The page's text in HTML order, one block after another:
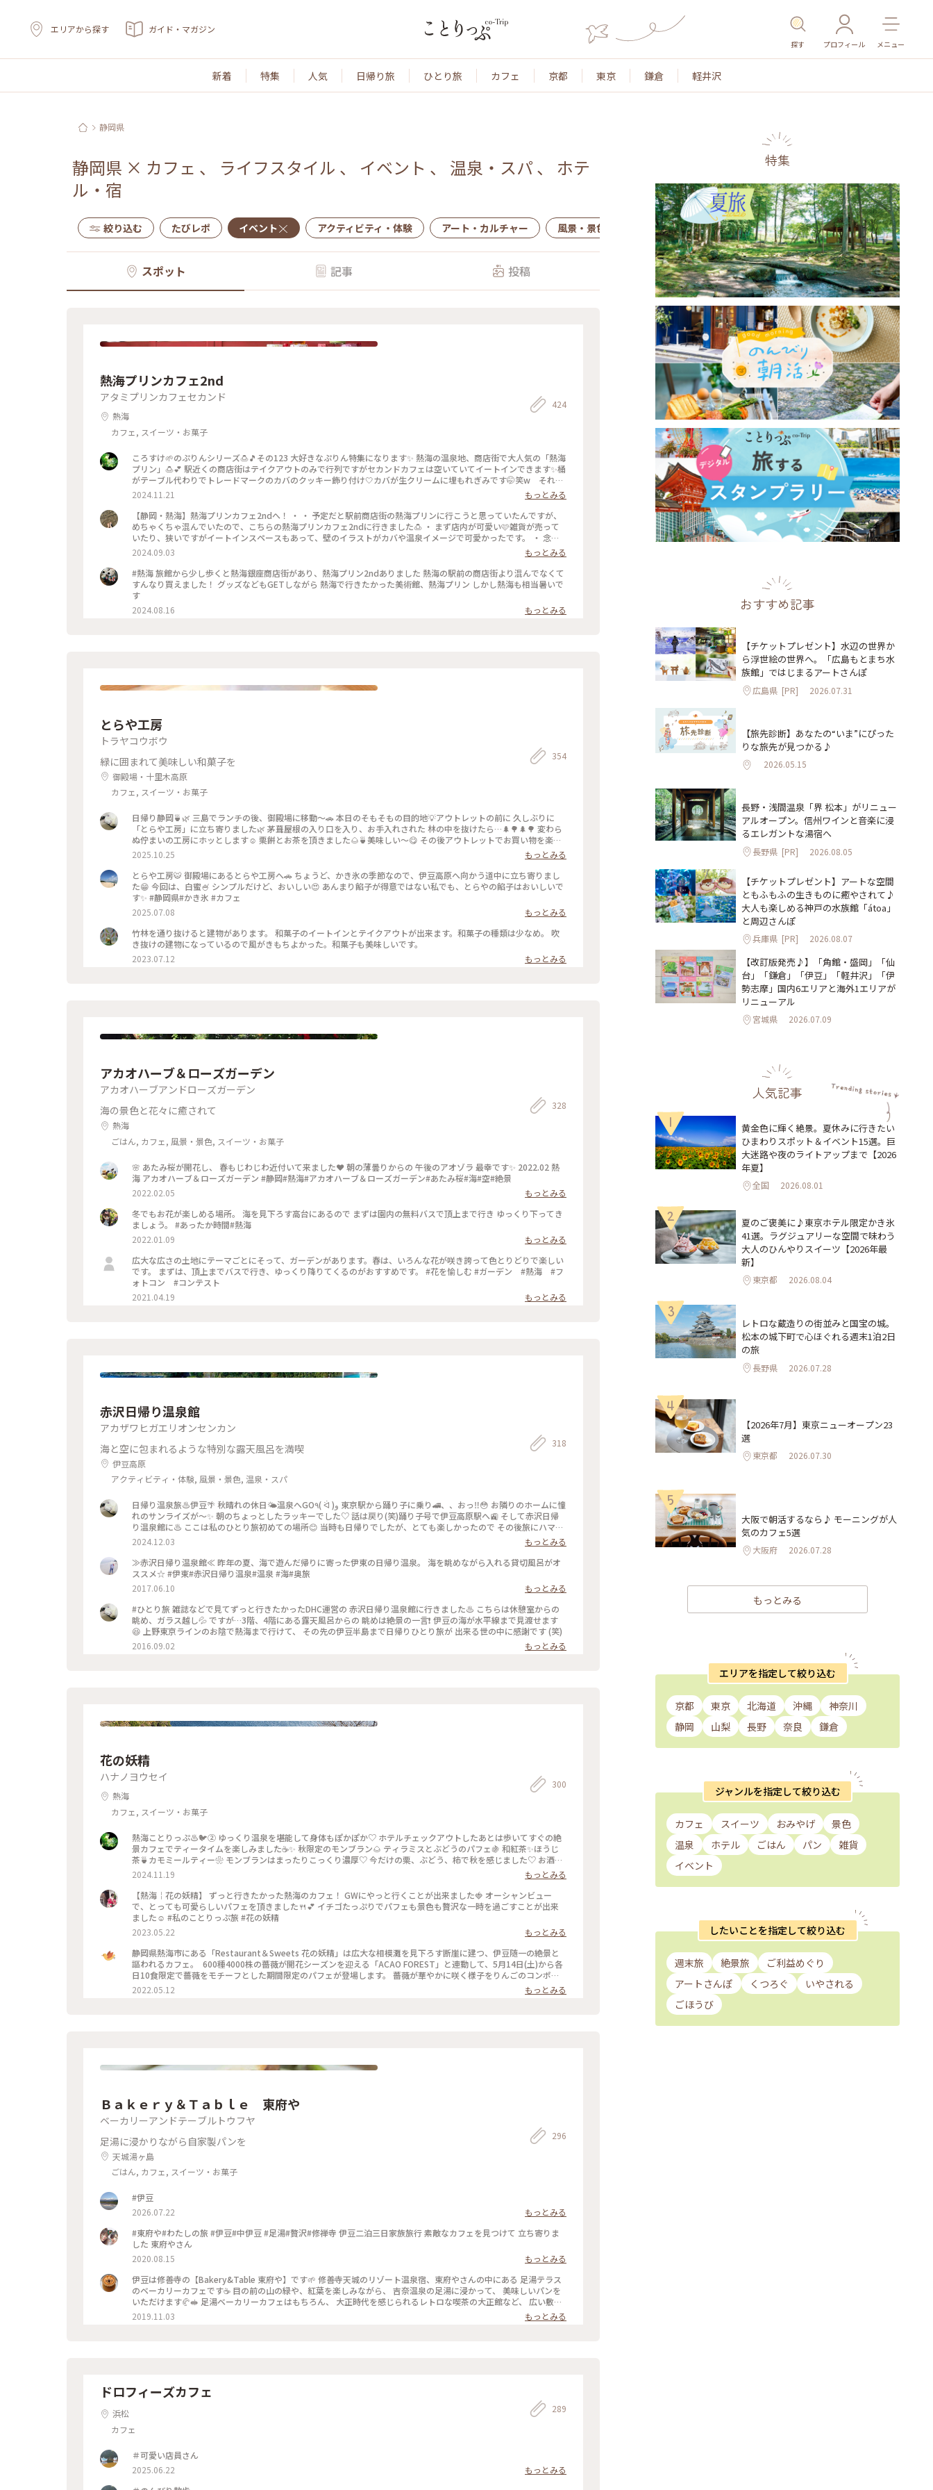
エリアから探す ガイド・マガジン
探す プロフィール メニュー
新着 特集 人気 日帰り旅 ひとり旅 カフェ 京都 東京 鎌倉 軽井沢
静岡県
静岡県 × カフェ 、 ライフスタイル 、 イベント 、 温泉・スパ 、 ホテ
ル・宿
絞り込む たびレポ イベント アクティビティ・体験 アート・カルチャー 風景・景色 名所・旧跡 温泉・スパ その他施設 ごはん
スポット 記事 投稿
熱海プリンカフェ2nd
アタミプリンカフェセカンド
熱海
カフェ, スイーツ・お菓子
424
ころすけ🌱のぷりんシリーズ🍮🎵その123 大好きなぷりん特集になります✨ 熱海の温泉地、商店街で大人気の「熱海
プリン」🍮💕 駅近くの商店街はテイクアウトのみで行列ですがセカンドカフェは空いていてイートインできます✨桶
がテーブル代わりでトレードマークのカバのクッキー飾り付け🤍カバが生クリームに埋もれぎみです🤭笑w それに
してもどうしてカバなのでしょう😂 #熱海プリン #めちゃ人気 #まだバズり中 #カバ #温泉地 #セカンド空いてておす
すめ #旅先のぷりん最高すぎる #プリン #熱海 #熱海ことりっぷ #ぷりんシリーズ
2024.11.21
もっとみる
【静岡・熱海】熱海プリンカフェ2ndへ！ ・ ・ 予定だと駅前商店街の熱海プリンに行こうと思っていたんですが、
めちゃくちゃ混んでいたので、こちらの熱海プリンカフェ2ndに行きました🍮 ・ まず店内が可愛い🩷雑貨が売って
いたり、狭いですがイートインスペースもあって、壁のイラストがカバや温泉イメージで可愛かったです。 ・ 念願
の熱海プリンはテイクアウトで注文して、店内ではプリンソフトをいただきました。 ソフトクリーム部分に乗ってる
キャラメルかな？食感があってよかったです。下の部分がプリンになっていて、甘くてとっても美味しかったです😋
・ ・ #熱海プリン #熱海プリンカフェ #熱海周辺 #熱海銀座 #熱海カフェ #静岡カフェ #熱海観光スポット
2024.09.03
もっとみる
#熱海 旅館から少し歩くと熱海銀座商店街があり、熱海プリン2ndありました 熱海の駅前の商店街より混んでなくて
すんなり買えました！ グッズなどもGETしながら 熱海で行きたかった美術館、熱海プリン しかし熱海も相当暑いで
す
2024.08.16
もっとみる
とらや工房
トラヤコウボウ
緑に囲まれて美味しい和菓子を
御殿場・十里木高原
カフェ, スイーツ・お菓子
354
日帰り静岡🍵🌿 三島でランチの後、御殿場に移動〜🚗 本日のそもそもの目的地💡アウトレットの前に 久しぶりに
「とらや工房」に立ち寄りました🌿 茅葺屋根の入り口を入り、お手入れされた 林の中を抜けたら…🌲🌳🌲🌳 変わら
ぬ佇まいの工房にホッとします☺️ 栗餅とお茶を頂きました🌰🍵美味しい〜😋 その後アウトレットでお買い物を楽し
み😊 途中、休憩ではサングラムでお茶タイム🥤 夜ごはんは混む前の早めの時間に 沼津魚がし寿司さんで地のものメ
インの 美味しいお寿司🍣🍣頂きました(๑>◡<๑) 美味しい静岡、満喫の大満足日帰り旅です✨✨ #ことりっぷと一緒 #
ことりっぷ静岡 #秋の装い #とらや工房#栗餅 #御殿場プレミアムアウトレット #サングラム #静岡茶 #沼津魚がし寿
司 #回転寿司
2025.10.25
もっとみる
とらや工房🐯 御殿場にあるとらや工房へ🚗 ちょうど、かき氷の季節なので、伊豆高原へ向かう道中に立ち寄りまし
た😁 今回は、白蜜🍧 シンプルだけど、おいしい😍 あんまり餡子が得意ではない私でも、とらやの餡子はおいしいで
す✨ #静岡県#かき氷 #カフェ
2025.07.08
もっとみる
竹林を通り抜けると建物があります。 和菓子のイートインとテイクアウトが出来ます。和菓子の種類は少なめ。 吹
き抜けの建物になっているので風がきもちよかった。和菓子も美味しいです。
2023.07.12
もっとみる
アカオハーブ＆ローズガーデン
アカオハーブアンドローズガーデン
海の景色と花々に癒されて
熱海
ごはん, カフェ, 風景・景色, スイーツ・お菓子
328
🌸 あたみ桜が開花し、 春もじわじわ近付いて来ました❤ 朝の薄曇りからの 午後のアオゾラ 最幸です✨ 2022.02 熱
海 アカオハーブ＆ローズガーデン #静岡#熱海#アカオハーブ＆ローズガーデン#あたみ桜#海#空#絶景
2022.02.05
もっとみる
冬でもお花が楽しめる場所。 海を見下ろす高台にあるので まずは園内の無料バスで頂上まで行き ゆっくり下ってき
ましょう。 #あったか時間#熱海
2022.01.09
もっとみる
広大な広さの土地にテーマごとにそって、ガーデンがあります。春は、いろんな花が咲き誇って色とりどりで楽しい
です。 まずは、頂上までバスで行き、ゆっくり降りてくるのがおすすめです。 #花を愉しむ #ガーデン #熱海 #フ
ォトコン #コンテスト
2021.04.19
もっとみる
赤沢日帰り温泉館
アカザワヒガエリオンセンカン
海と空に包まれるような特別な露天風呂を満喫
伊豆高原
アクティビティ・体験, 風景・景色, 温泉・スパ
318
日帰り温泉旅♨️伊豆🌴 秋晴れの休日🌤️温泉へGO٩( ᐛ )و 東京駅から踊り子に乗り🚄、、おっ‼️😳 お隣りのホームに憧
れのサンライズが〜✨ 朝のちょっとしたラッキーでした♡ 話は戻り(笑)踊り子号で伊豆高原駅へ🚉 そして赤沢日帰
り温泉館に♨️ ここは私のひとり旅初めての場所😊 当時も日帰りでしたが、とても楽しかったので その後旅にハマっ
てしまいました😂 絶景のインフィニティ露天でキラキラの海を 眺めながら思い出に浸っていました😌♨️ お風呂はも
ちろん📷✖️なので、写真はロビー からの相模湾です🌊🛥️ ここの温泉はお湯👍眺め👍清潔感👍駅から 送迎バスあり🚌
でなかなか良いですょ💯 #秋の彩り #ベストトリップ2024 #赤沢日帰り温泉館#DHC#赤沢温泉 #伊豆高原駅#特急踊
り子#シャトルバス #食事処#ランチ#駿河湾#インフィニティ風呂 #露天風呂#絶景#サンライズ瀬戸出雲#東京駅 #こ
2024.12.03
もっとみる
≫赤沢日帰り温泉館≪ 昨年の夏、海で遊んだ帰りに寄った伊東の日帰り温泉。 海を眺めながら入れる貸切風呂がオ
ススメ☆ #伊東#赤沢日帰り温泉#温泉 #海#奥旅
2017.06.10
もっとみる
#ひとり旅 雑誌などで見てずっと行きたかったDHC運営の 赤沢日帰り温泉館に行きました♨️ こちらは休憩室からの
眺め、ガラス越し💦 ですが…3階、4階にある露天風呂からの 眺めは絶景の一言❗️ 伊豆の海が水平線まで見渡せます
😆 上野東京ラインのお陰で熱海まで行けて、 その先の伊豆半島まで日帰りひとり旅が 出来る世の中に感謝です (笑)
2016.09.02
もっとみる
花の妖精
ハナノヨウセイ
熱海
カフェ, スイーツ・お菓子
300
熱海ことりっぷ♨️🐦️② ゆっくり温泉を堪能して身体もぽかぽか♡ ホテルチェックアウトしたあとは歩いてすぐの絶
景カフェでティータイムを楽しみました☕✨ 秋限定のモンブラン🌰 ティラミスとぶどうのパフェ🍇 和紅茶✨ほうじ
茶🍵カモミールティー❀ モンブランはまったりこっくり濃厚♡ 今だけの栗、ぶどう、柿で秋を感じました♡ お酒が
使われた大人スイーツをシェアしながらゆっくりお喋りする最高に贅沢な時間✨窓からの景色は。。山、岩山、海、
地平線、熱海城、トンビが飛んでいて。。自然に囲まれた非日常感がハンパなく本当に最高な眺めでした🌿✨ #花の
妖精 #絶景カフェ #眺めが最高 #地平線が見えるなんて #素敵 #ティータイム #パフェ #モンブラン #紅茶 #ハーブテ
ィー #ゆっくり #のんびり #旅行のカフェは特別感 #贅沢な時間 #景色が最高 #自然に囲まれて #熱海 #熱海ことりっ
ぷ
2024.11.19
もっとみる
【熱海￤花の妖精】 ずっと行きたかった熱海のカフェ！ GWにやっと行くことが出来ました🍓 オーシャンビュー
で、とっても可愛らしいパフェを頂きました🍴💕 イチゴたっぷりでパフェも景色も贅沢な一時を過ごすことが出来
ました☺️ #私のことりっぷ旅 #花の妖精
2023.05.22
もっとみる
静岡県熱海市にある「Restaurant＆Sweets 花の妖精」は広大な相模灘を見下ろす断崖に建つ、伊豆随一の絶景と
謳われるカフェ。 ⁡ 600種4000株の薔薇が開花シーズンを迎える「ACAO FOREST」と連動して、5月14日(土)から各
日10食限定で薔薇をモチーフとした期間限定のパフェが登場します。 薔薇が華やかに咲く様子をりんごのコンポー
トで表現し、薔薇とヨーグルトのソルベで柔らかな芳香が楽しめますよ。 ⁡ ●Restaurant＆Sweets花の妖精 住所：
静岡県熱海市熱海1993-65 定休日：火曜日、水曜日、他不定休 営業時間：10:00～17:00（16:00L.O.)
2022.05.12 もっとみる
Ｂａｋｅｒｙ＆Ｔａｂｌｅ 東府や
ベーカリーアンドテーブルトウフヤ
足湯に浸かりながら自家製パンを
天城湯ヶ島
ごはん, カフェ, スイーツ・お菓子
296
#伊豆
2026.07.22
もっとみる
#東府や#わたしの旅 #伊豆#中伊豆 #足湯#贅沢#修禅寺 伊豆二泊三日家族旅行 素敵なカフェを見つけて 立ち寄りま
した 東府やさん
2020.08.15
もっとみる
伊豆は修善寺の【Bakery&Table 東府や】です🌱 修善寺天城のリゾート温泉宿、東府やさんの中にある 足湯テラス
のベーカリーカフェです☕️ 目の前の山の緑や、紅葉を楽しみながら、 吉奈温泉の足湯に浸かって、 美味しいパンを
いただけます🥐🥪 足湯ベーカリーカフェはもちろん、 大正時代を感じられるレトロな喫茶の大正館など、 広い敷地
内に、色んな施設があってお散歩しながらいろいろ楽しめます✨ ベーカリーのパンは、季節によってメニューが変わ
ったり、美味しいパンがたくさんあります🥐☕️✨ #伊豆 #Bakery&Table東府や #天城 #足湯 #パン #カフェ #紅葉 #温
2019.11.03 もっとみる
ドロフィーズカフェ
浜松
カフェ
289
＃可愛い店員さん
2025.06.22
もっとみる
特集
おすすめ記事
【チケットプレゼント】水辺の世界か
ら浮世絵の世界へ。「広島もとまち水
族館」ではじまるアートさんぽ
広島県 [PR] 2026.07.31
【旅先診断】あなたの“いま”にぴった
りな旅先が見つかる♪
2026.05.15
長野・浅間温泉「界 松本」がリニュー
アルオープン。信州ワインと音楽に浸
るエレガントな湯宿へ
長野県 [PR] 2026.08.05
【チケットプレゼント】アートな空間
ともふもふの生きものに癒やされて♪
大人も楽しめる神戸の水族館「átoa」
と周辺さんぽ
兵庫県 [PR] 2026.08.07
【改訂版発売♪】「角館・盛岡」「仙
台」「鎌倉」「伊豆」「軽井沢」「伊
勢志摩」国内6エリアと海外1エリアが
リニューアル
宮城県 2026.07.09
人気記事
1
黄金色に輝く絶景。夏休みに行きたい
ひまわりスポット＆イベント15選。巨
大迷路や夜のライトアップまで【2026
年夏】
全国 2026.08.01
2
夏のご褒美に♪東京ホテル限定かき氷
41選。ラグジュアリーな空間で味わう
大人のひんやりスイーツ【2026年最
新】
東京都 2026.08.04
3
レトロな蔵造りの街並みと国宝の城。
松本の城下町で心ほぐれる週末1泊2日
の旅
長野県 2026.07.28
4
【2026年7月】東京ニューオープン23
選
東京都 2026.07.30
5
大阪で朝活するなら♪ モーニングが人
気のカフェ5選
大阪府 2026.07.28
もっとみる
エリアを指定して絞り込む
京都 東京 北海道 沖縄
神奈川
静岡
山梨 長野 奈良 鎌倉
ジャンルを指定して絞り込む
カフェ スイーツ おみやげ
景色
温泉
ホテル ごはん パン
雑貨
イベント
したいことを指定して絞り込む
週末旅 絶景旅
ご利益めぐり
アートさんぽ
くつろぐ
いやされる
ごほうび